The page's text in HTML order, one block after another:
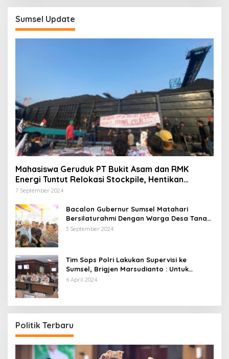
Sumsel Update
Mahasiswa Geruduk PT Bukit Asam dan RMK
Energi Tuntut Relokasi Stockpile, Hentikan
Pembangunan Dermaga yang Rusak Kesehatan
7 September 2024
Bacalon Gubernur Sumsel Matahari
Bersilaturahmi Dengan Warga Desa Tanah
Abang Utara ini Visi dan Misinya
3 September 2024
Tim Sops Polri Lakukan Supervisi ke
Sumsel, Brigjen Marsudianto : Untuk
Perkuat Langkah Polda.
6 April 2024
Politik Terbaru